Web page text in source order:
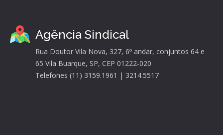
Agência Sindical
Rua Doutor Vila Nova, 327, 6º andar, conjuntos 64 e
65 Vila Buarque, SP, CEP 01222-020
Telefones (11) 3159.1961 | 3214.5517